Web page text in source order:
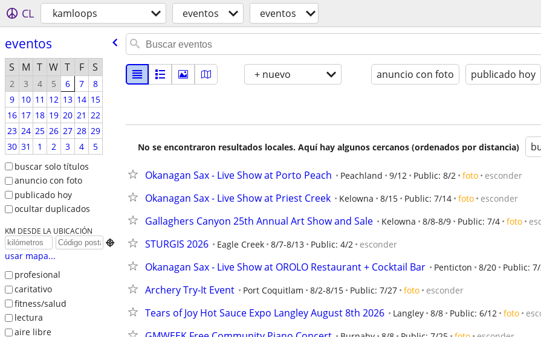
CL kamloops eventos eventos
eventos
S M T W T F S
2 3 4 5 6 7
8
9
10 11 12 13 14 15
16 17 18 19 20 21 22
23 24 25 26 27 28 29
30 31 1 2 3 4
5
buscar solo títulos
anuncio con foto
publicado hoy
ocultar duplicados
KM DESDE LA UBICACIÓN

usar mapa...
profesional
caritativo
fitness/salud
lectura
aire libre
+ nuevo anuncio con foto publicado hoy
No se encontraron resultados locales. Aquí hay algunos cercanos (ordenados por distancia)
Okanagan Sax - Live Show at Porto Peach Peachland 9/12 Public: 8/2 foto esconder
Okanagan Sax - Live Show at Priest Creek Kelowna 8/15 Public: 7/14 foto esconder
Gallaghers Canyon 25th Annual Art Show and Sale Kelowna 8/8-8/9 Public: 7/4 foto
STURGIS 2026 Eagle Creek 8/7-8/13 Public: 4/2 esconder
Okanagan Sax - Live Show at OROLO Restaurant + Cocktail Bar Penticton 8/20 Public: 7/
Archery Try-It Event Port Coquitlam 8/2-8/15 Public: 7/27 foto esconder
Tears of Joy Hot Sauce Expo Langley August 8th 2026 Langley 8/8 Public: 6/12 foto